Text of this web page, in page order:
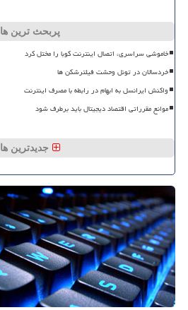
پربحث ترین ها
خاموشی سراسری، اتصال اینترنت کوبا را مختل کرد
خردسالان در تونل وحشت فیلترشکن ها
واکنش ایرانسل به ابهام در رابطه با مصرف اینترنت
موانع مقرراتی اقتصاد دیجیتال باید برطرف شود
جدیدترین ها